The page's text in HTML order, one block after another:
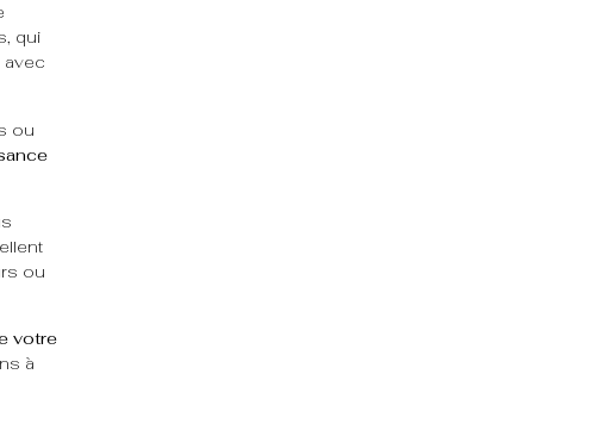
qui
avec
ou
ou
votre
à